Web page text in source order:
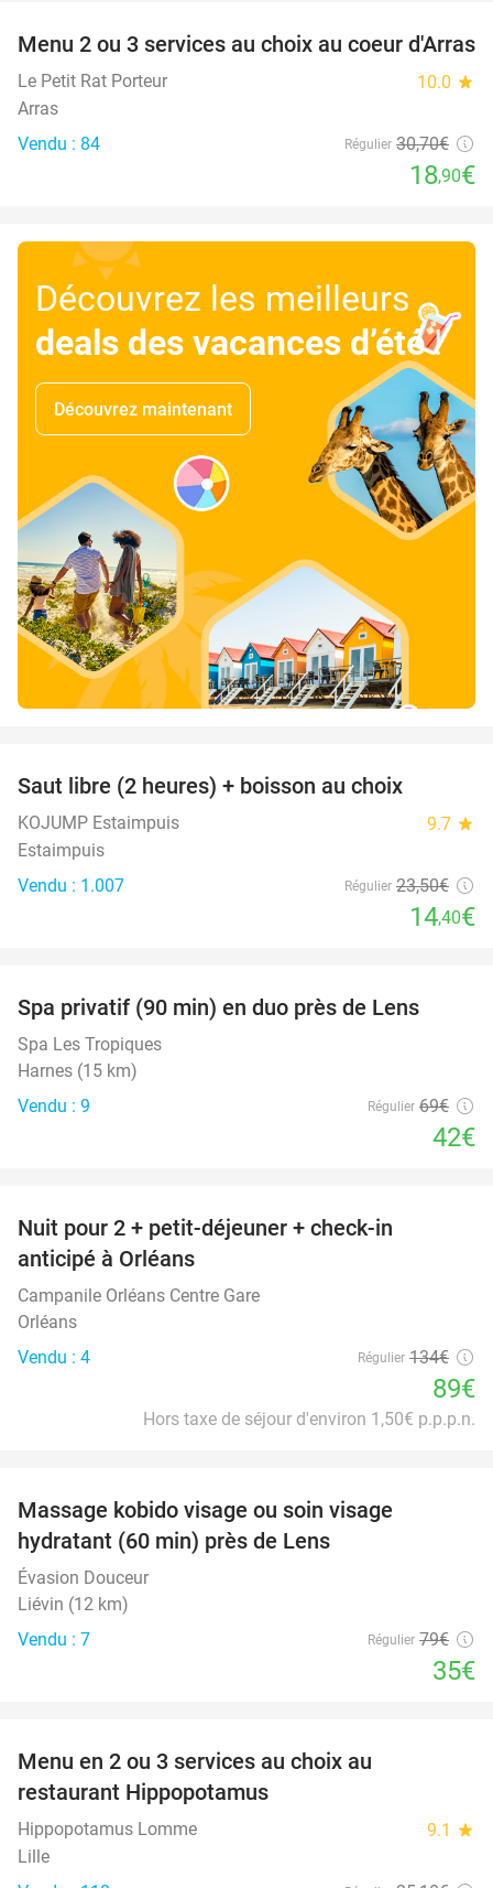
38%
Menu 2 ou 3 services au choix au coeur d'Arras
Le Petit Rat Porteur 10.0 star
Arras
Vendu : 84
Régulier 30,70€
18,90€
Découvrez les meilleurs
deals des vacances d’été!
Découvrez maintenant
Saut libre (2 heures) + boisson au choix
KOJUMP Estaimpuis 9.7 star
Estaimpuis
Vendu : 1.007
Régulier 23,50€
14,40€
Spa privatif (90 min) en duo près de Lens
Spa Les Tropiques
Harnes (15 km)
Vendu : 9
Régulier 69€
42€
Nuit pour 2 + petit-déjeuner + check-in
anticipé à Orléans
Campanile Orléans Centre Gare
Orléans
Vendu : 4
Régulier 134€
89€
Hors taxe de séjour d'environ 1,50€ p.p.p.n.
Massage kobido visage ou soin visage
hydratant (60 min) près de Lens
Évasion Douceur
Liévin (12 km)
Vendu : 7
Régulier 79€
35€
Menu en 2 ou 3 services au choix au
restaurant Hippopotamus
Hippopotamus Lomme 9.1 star
Lille